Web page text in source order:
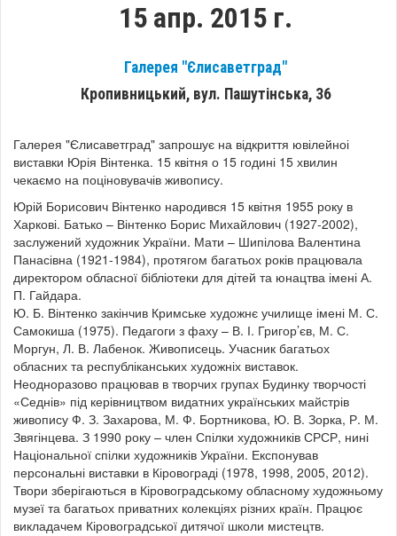
15 апр. 2015 г.
Галерея "Єлисаветград"
Кропивницький, вул. Пашутінська, 36
Галерея "Єлисаветград" запрошує на відкриття ювілейноі
виставки Юрія Вінтенка. 15 квітня о 15 годині 15 хвилин
чекаємо на поціновувачів живопису.
Юрій Борисович Вінтенко народився 15 квітня 1955 року в
Харкові. Батько – Вінтенко Борис Михайлович (1927-2002),
заслужений художник України. Мати – Шипілова Валентина
Панасівна (1921-1984), протягом багатьох років працювала
директором обласної бібліотеки для дітей та юнацтва імені А.
П. Гайдара.
Ю. Б. Вінтенко закінчив Кримське художнє училище імені М. С.
Самокиша (1975). Педагоги з фаху – В. І. Григор’єв, М. С.
Моргун, Л. В. Лабенок. Живописець. Учасник багатьох
обласних та республіканських художніх виставок.
Неодноразово працював в творчих групах Будинку творчості
«Седнів» під керівництвом видатних українських майстрів
живопису Ф. З. Захарова, М. Ф. Бортникова, Ю. В. Зорка, Р. М.
Звягінцева. З 1990 року – член Спілки художників СРСР, нині
Національної спілки художників України. Експонував
персональні виставки в Кіровограді (1978, 1998, 2005, 2012).
Твори зберігаються в Кіровоградському обласному художньому
музеї та багатьох приватних колекціях різних країн. Працює
викладачем Кіровоградської дитячої школи мистецтв.